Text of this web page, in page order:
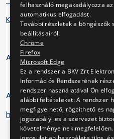
Kiadványok összegzése
A legutóbbi felülvizsgálat
Archívum:
https://www.bkv.hu/hu/
felhasználó megakadályozza az
automatikus elfogadást.
További részletek a böngészők
beállításairól:
Chrome
Firefox
Microsoft Edge
Ez a rendszer a BKV Zrt
Információs Rendszerének
rendszer használatával Ön
alábbi feltételeket: A rendszer
megfigyelhető, rögzithető es
jogszabályi es a szervezet
követelményeinek